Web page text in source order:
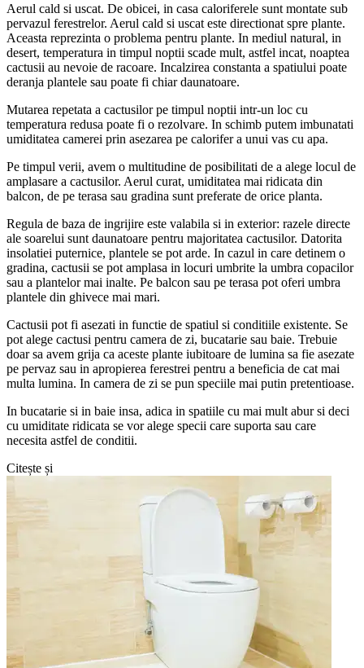
Aerul cald si uscat. De obicei, in casa caloriferele sunt montate sub
pervazul ferestrelor. Aerul cald si uscat este directionat spre plante.
Aceasta reprezinta o problema pentru plante. In mediul natural, in
desert, temperatura in timpul noptii scade mult, astfel incat, noaptea
cactusii au nevoie de racoare. Incalzirea constanta a spatiului poate
deranja plantele sau poate fi chiar daunatoare.
Mutarea repetata a cactusilor pe timpul noptii intr-un loc cu
temperatura redusa poate fi o rezolvare. In schimb putem imbunatati
umiditatea camerei prin asezarea pe calorifer a unui vas cu apa.
Pe timpul verii, avem o multitudine de posibilitati de a alege locul de
amplasare a cactusilor. Aerul curat, umiditatea mai ridicata din
balcon, de pe terasa sau gradina sunt preferate de orice planta.
Regula de baza de ingrijire este valabila si in exterior: razele directe
ale soarelui sunt daunatoare pentru majoritatea cactusilor. Datorita
insolatiei puternice, plantele se pot arde. In cazul in care detinem o
gradina, cactusii se pot amplasa in locuri umbrite la umbra copacilor
sau a plantelor mai inalte. Pe balcon sau pe terasa pot oferi umbra
plantele din ghivece mai mari.
Cactusii pot fi asezati in functie de spatiul si conditiile existente. Se
pot alege cactusi pentru camera de zi, bucatarie sau baie. Trebuie
doar sa avem grija ca aceste plante iubitoare de lumina sa fie asezate
pe pervaz sau in apropierea ferestrei pentru a beneficia de cat mai
multa lumina. In camera de zi se pun speciile mai putin pretentioase.
In bucatarie si in baie insa, adica in spatiile cu mai mult abur si deci
cu umiditate ridicata se vor alege specii care suporta sau care
necesita astfel de conditii.
Citește și